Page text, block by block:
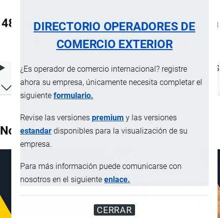
DIRECTORIO OPERADORES DE
COMERCIO EXTERIOR
¿Es operador de comercio internacional? registre
ahora su empresa, únicamente necesita completar el
siguienteformulario.
Revise las versionespremium y las versiones
estandar disponibles para la visualización de su
empresa.
Para más información puede comunicarse con
nosotros en el siguienteenlace.
CERRAR
48 Papel y cartón; manufacturas de pasta
de celulosa, de papel o cartón
ÍNDICE DE CONTENIDOS
Nota Explicativa